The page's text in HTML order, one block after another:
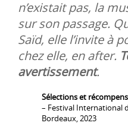
n’existait pas, la
sur son passage.
Saïd, elle l’invite à
chez elle, en after.
avertissement.
Sélections et
– Festival International
Bordeaux, 2023